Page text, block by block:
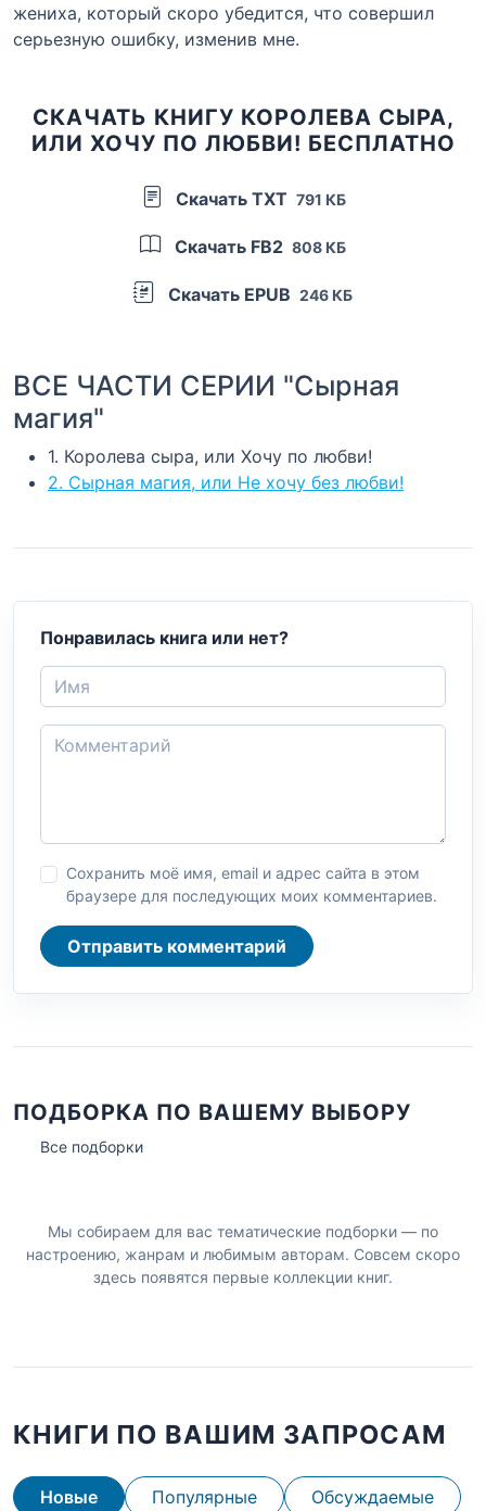
жениха, который скоро убедится, что совершил
серьезную ошибку, изменив мне.
СКАЧАТЬ КНИГУ КОРОЛЕВА СЫРА,
ИЛИ ХОЧУ ПО ЛЮБВИ! БЕСПЛАТНО
Скачать TXT 791 КБ
Скачать FB2 808 КБ
Скачать EPUB 246 КБ
ВСЕ ЧАСТИ СЕРИИ "Сырная
магия"
1. Королева сыра, или Хочу по любви!
2. Сырная магия, или Не хочу без любви!
Понравилась книга или нет?
Сохранить моё имя, email и адрес сайта в этом
браузере для последующих моих комментариев.
Отправить комментарий
ПОДБОРКА ПО ВАШЕМУ ВЫБОРУ
Все подборки
Мы собираем для вас тематические подборки — по
настроению, жанрам и любимым авторам. Совсем скоро
здесь появятся первые коллекции книг.
КНИГИ ПО ВАШИМ ЗАПРОСАМ
Новые Популярные Обсуждаемые